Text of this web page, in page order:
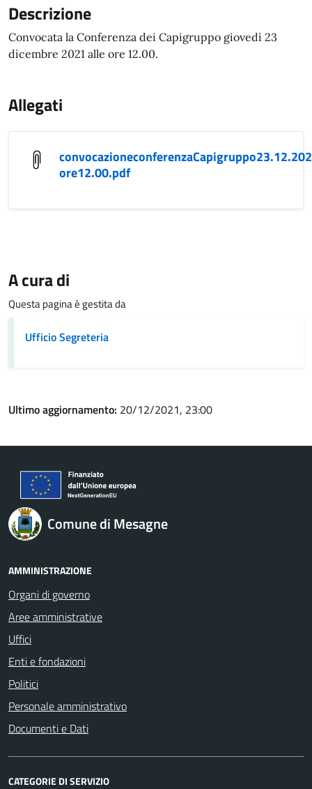
Descrizione
Convocata la Conferenza dei Capigruppo giovedì 23
dicembre 2021 alle ore 12.00.
Allegati
ore12.00.pdf
A cura di
Questa pagina è gestita da
Ufficio Segreteria
Ultimo aggiornamento: 20/12/2021, 23:00
Comune di Mesagne
AMMINISTRAZIONE
Organi di governo
Aree amministrative
Uffici
Enti e fondazioni
Politici
Personale amministrativo
Documenti e Dati
CATEGORIE DI SERVIZIO